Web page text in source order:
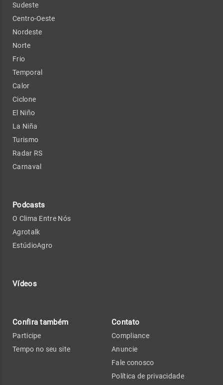
Sudeste
Centro-Oeste
Nordeste
Norte
Frio
Temporal
Calor
Ciclone
El Niño
La Niña
Turismo
Radar RS
Carnaval
Podcasts
O Clima Entre Nós
Agrotalk
EstúdioAgro
Vídeos
Confira também
Participe
Tempo no seu site
Contato
Compliance
Anuncie
Fale conosco
Política de privacidade